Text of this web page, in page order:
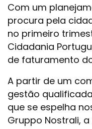
Com um
procura pela
no primeiro
Cidadania
de faturamento
A partir de um
gestão
que se espelha
Gruppo Nostrali,